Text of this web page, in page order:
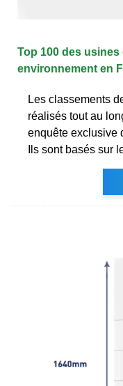
Top 100 des
environnement en
Les classements
réalisés tout au
enquête exclusive
Ils sont basés sur